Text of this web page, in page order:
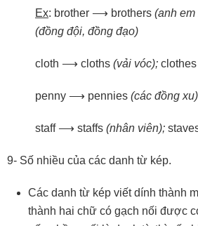
Ex: brother ⟶ brothers (anh em
(đồng đội, đồng đạo)
cloth ⟶ cloths (vải vóc); clothes
penny ⟶ pennies (các đồng
staff ⟶ staffs (nhân viên);
9- Số nhiều của các danh từ kép.
Các danh từ kép viết dính thành
thành hai chữ có gạch nối được